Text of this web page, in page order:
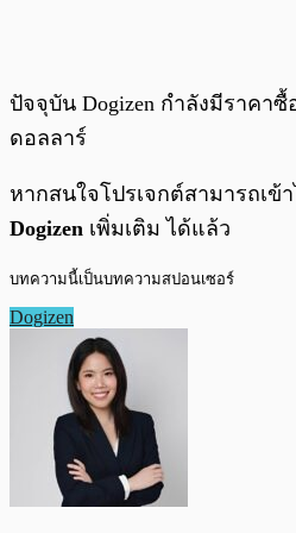
ปัจจุบัน Dogizen กำลังมีราคา
ดอลลาร์
หากสนใจโปรเจกต์สามารถเข้
Dogizen เพิ่มเติม ได้แล้ว
บทความนี้เป็นบทความสปอนเซอร์
Dogizen